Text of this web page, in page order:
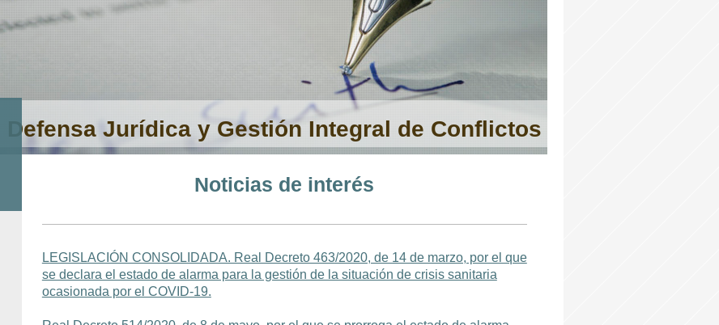
Defensa Jurídica y Gestión Integral de Conflictos
Noticias de interés
LEGISLACIÓN CONSOLIDADA. Real Decreto 463/2020, de 14 de marzo, por el que
se declara el estado de alarma para la gestión de la situación de crisis sanitaria
ocasionada por el COVID-19.